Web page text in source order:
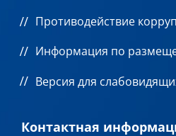
Противодействие
Информация по
Версия для
Контактная